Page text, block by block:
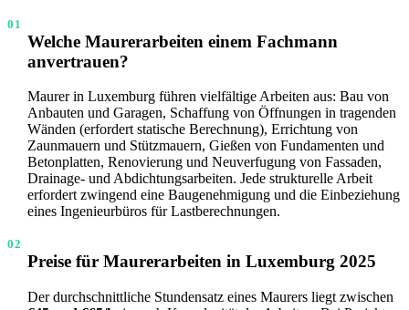
01
Welche Maurerarbeiten einem Fachmann
anvertrauen?
Maurer in Luxemburg führen vielfältige Arbeiten aus: Bau von
Anbauten und Garagen, Schaffung von Öffnungen in tragenden
Wänden (erfordert statische Berechnung), Errichtung von
Zaunmauern und Stützmauern, Gießen von Fundamenten und
Betonplatten, Renovierung und Neuverfugung von Fassaden,
Drainage- und Abdichtungsarbeiten. Jede strukturelle Arbeit
erfordert zwingend eine Baugenehmigung und die Einbeziehung
eines Ingenieurbüros für Lastberechnungen.
02
Preise für Maurerarbeiten in Luxemburg 2025
Der durchschnittliche Stundensatz eines Maurers liegt zwischen